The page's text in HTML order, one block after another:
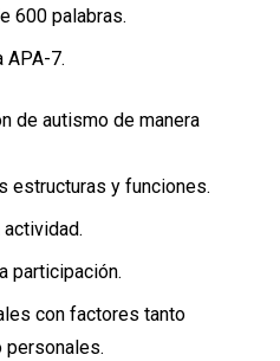
600 palabras.
APA-7.
de autismo de manera
estructuras y funciones.
participación.
con factores tanto
personales.